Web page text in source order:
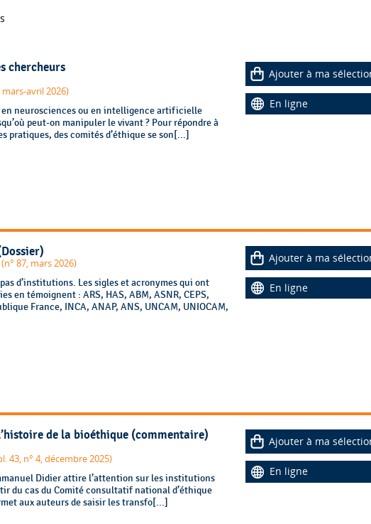
chercheurs
mars-avril 2026)
en neurosciences ou en intelligence artificielle
peut-on manipuler le vivant ? Pour répondre à
pratiques, des comités d’éthique se son[...]
Ajouter à ma
En ligne
87, mars 2026)
d’institutions. Les sigles et acronymes qui ont
en témoignent : ARS, HAS, ABM, ASNR, CEPS,
France, INCA, ANAP, ANS, UNCAM, UNIOCAM,
Ajouter à ma
En ligne
de la bioéthique (commentaire)
43, n° 4, décembre 2025)
Didier attire l’attention sur les institutions
du cas du Comité consultatif national d’éthique
aux auteurs de saisir les transfo[...]
Ajouter à ma
En ligne